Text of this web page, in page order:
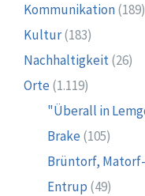
Kommunikation(189)
Kultur(183)
Nachhaltigkeit(26)
Orte (1.119)
"Überall in
Brake (105)
Brüntorf,
Entrup (49)